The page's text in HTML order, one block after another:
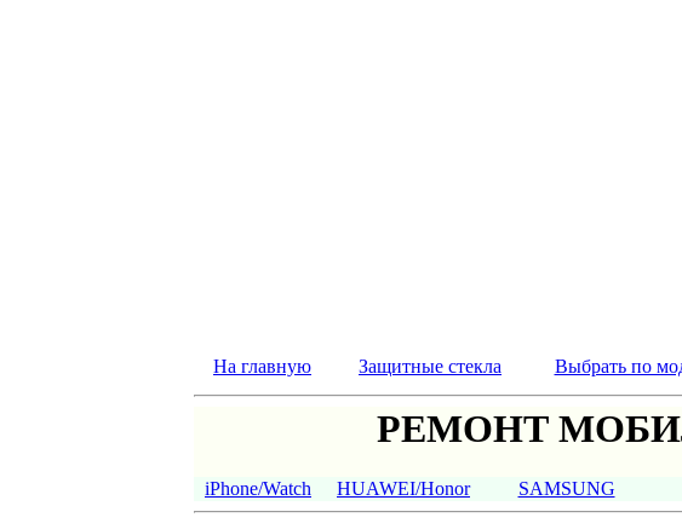
На главную Защитные стекла Выбрать по
РЕМОНТ
iPhone/Watch HUAWEI/Honor SAMSUNG